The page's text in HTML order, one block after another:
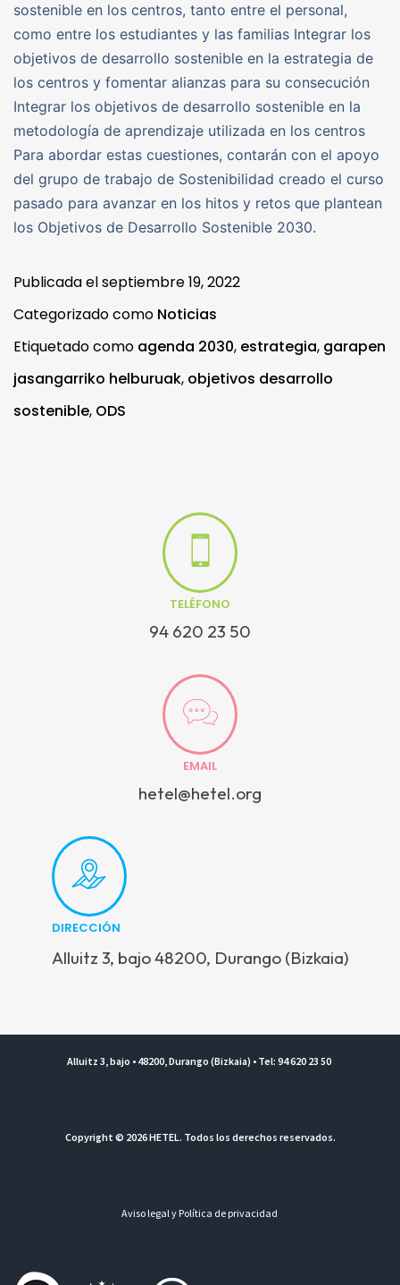
sostenible en los centros, tanto entre el personal,
como entre los estudiantes y las familias Integrar los
objetivos de desarrollo sostenible en la estrategia de
los centros y fomentar alianzas para su consecución
Integrar los objetivos de desarrollo sostenible en la
metodología de aprendizaje utilizada en los centros
Para abordar estas cuestiones, contarán con el apoyo
del grupo de trabajo de Sostenibilidad creado el curso
pasado para avanzar en los hitos y retos que plantean
los Objetivos de Desarrollo Sostenible 2030.
Publicada elseptiembre 19, 2022
Categorizado como Noticias
Etiquetado como agenda 2030, estrategia, garapen
jasangarriko helburuak, objetivos desarrollo
sostenible, ODS
TELÉFONO
94 620 23 50
EMAIL
hetel@hetel.org
DIRECCIÓN
Alluitz 3, bajo 48200, Durango (Bizkaia)
Alluitz 3, bajo • 48200, Durango (Bizkaia) • Tel: 94 620 23 50
Copyright © 2026 HETEL. Todos los derechos reservados.
Aviso legal y Política de privacidad